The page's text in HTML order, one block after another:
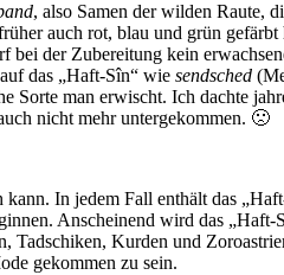
, also Samen der wilden Raute,
auch rot, blau und grün gefärbt
der Zubereitung kein
das „Haft-Sîn“ wie sendsched
Sorte man erwischt. Ich dachte
nicht mehr untergekommen. 🙁
In jedem Fall enthält das
Anscheinend wird das
Tadschiken, Kurden und
gekommen zu sein.